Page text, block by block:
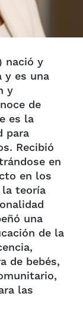
nació y
y es una
y
de
es la
para
Recibió
en
en los
teoría
una
de la
de bebés,
las